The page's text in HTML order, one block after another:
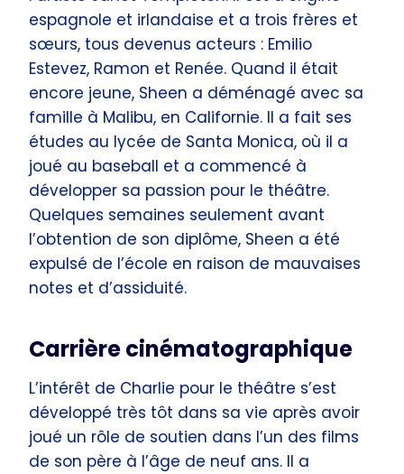
espagnole et irlandaise et a trois frères et
sœurs, tous devenus acteurs : Emilio
Estevez, Ramon et Renée. Quand il était
encore jeune, Sheen a déménagé avec sa
famille à Malibu, en Californie. Il a fait ses
études au lycée de Santa Monica, où il a
joué au baseball et a commencé à
développer sa passion pour le théâtre.
Quelques semaines seulement avant
l’obtention de son diplôme, Sheen a été
expulsé de l’école en raison de mauvaises
notes et d’assiduité.
Carrière cinématographique
L’intérêt de Charlie pour le théâtre s’est
développé très tôt dans sa vie après avoir
joué un rôle de soutien dans l’un des films
de son père à l’âge de neuf ans. Il a